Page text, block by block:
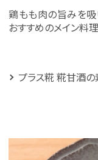
鶏もも肉の旨みを
おすすめのメイン料理
プラス糀 糀甘酒の